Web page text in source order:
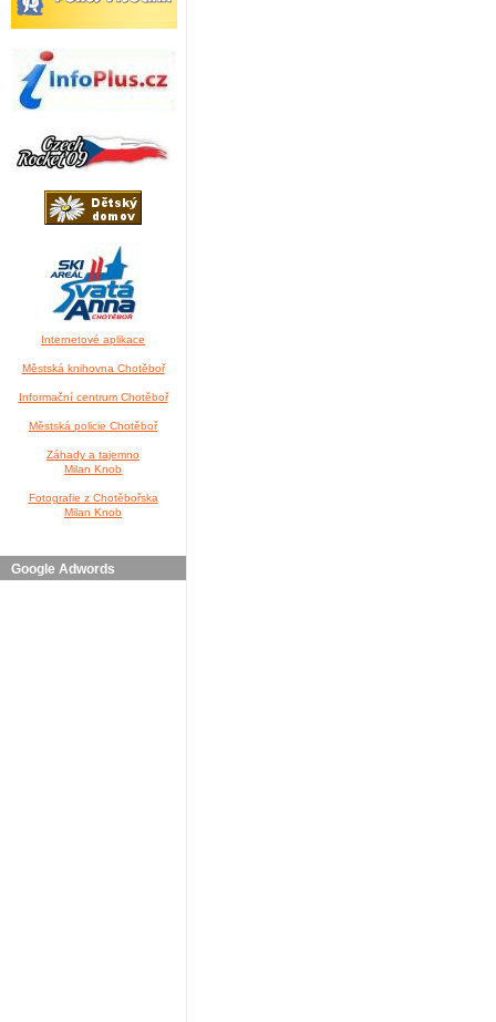
Internetové aplikace
Městská knihovna Chotěboř
Informační centrum Chotěboř
Městská policie Chotěboř
Záhady a tajemno
Milan Knob
Fotografie z Chotěbořska
Milan Knob
Google Adwords